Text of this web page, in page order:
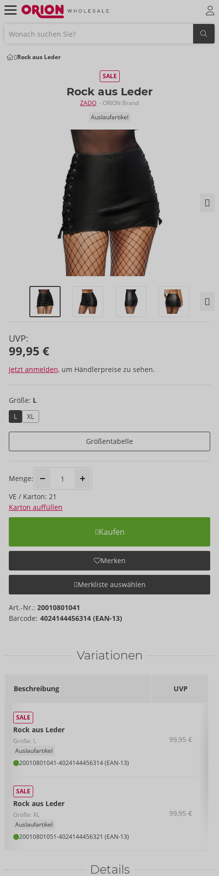
Rock aus Leder
SALE
Rock aus Leder
ZADO - ORION Brand
Auslaufartikel
UVP:
99,95 €
Jetzt anmelden, um Händlerpreise zu sehen.
Größe: L
L
XL
Größentabelle
Menge:
VE / Karton: 21
Karton auffüllen
Kaufen
Merken
Merkliste auswählen
Art.-Nr.: 20010801041
Barcode: 4024144456314 (EAN-13)
Variationen
Beschreibung UVP
Rock aus Leder
Größe: L
Auslaufartikel
20010801041-4024144456314 (EAN-13)
SALE
99,95 €
Rock aus Leder
Größe: XL
Auslaufartikel
20010801051-4024144456321 (EAN-13)
SALE
99,95 €
Details